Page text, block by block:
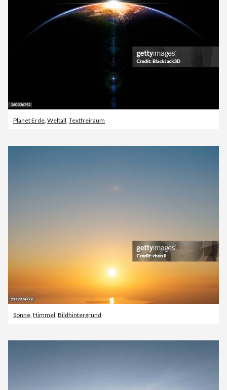
Planet Erde, Weltall, Textfreiraum
Sonne, Himmel, Bildhintergrund